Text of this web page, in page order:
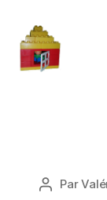
Auteur
Par